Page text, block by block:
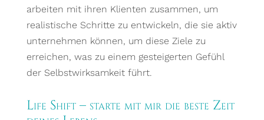
arbeiten mit ihren Klienten zusammen, um
realistische Schritte zu entwickeln, die sie aktiv
unternehmen können, um diese Ziele zu
erreichen, was zu einem gesteigerten Gefühl
der Selbstwirksamkeit führt.
Life Shift – starte mit mir die beste Zeit